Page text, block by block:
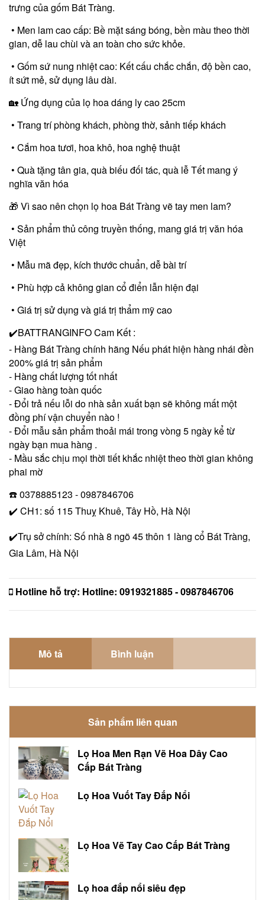
trưng của gốm Bát Tràng.
• Men lam cao cấp: Bề mặt sáng bóng, bền màu theo thời
gian, dễ lau chùi và an toàn cho sức khỏe.
• Gốm sứ nung nhiệt cao: Kết cấu chắc chắn, độ bền cao,
ít sứt mẻ, sử dụng lâu dài.
🏡 Ứng dụng của lọ hoa dáng ly cao 25cm
• Trang trí phòng khách, phòng thờ, sảnh tiếp khách
• Cắm hoa tươi, hoa khô, hoa nghệ thuật
• Quà tặng tân gia, quà biếu đối tác, quà lễ Tết mang ý
nghĩa văn hóa
🎁 Vì sao nên chọn lọ hoa Bát Tràng vẽ tay men lam?
• Sản phẩm thủ công truyền thống, mang giá trị văn hóa
Việt
• Mẫu mã đẹp, kích thước chuẩn, dễ bài trí
• Phù hợp cả không gian cổ điển lẫn hiện đại
• Giá trị sử dụng và giá trị thẩm mỹ cao
✔️BATTRANGINFO Cam Kết :
- Hàng Bát Tràng chính hãng Nếu phát hiện hàng nhái đền
200% giá trị sản phẩm
- Hàng chất lượng tốt nhất
- Giao hàng toàn quốc
- Đổi trả nếu lỗi do nhà sản xuất bạn sẽ không mất một
đồng phí vận chuyển nào !
- Đổi mẫu sản phẩm thoải mái trong vòng 5 ngày kể từ
ngày bạn mua hàng .
- Mầu sắc chịu mọi thời tiết khắc nhiệt theo thời gian không
phai mờ
☎️ 0378885123 - 0987846706
✔️ CH1: số 115 Thuỵ Khuê, Tây Hồ, Hà Nội
✔️Trụ sở chính: Số nhà 8 ngõ 45 thôn 1 làng cổ Bát Tràng,
Gia Lâm, Hà Nội
Hotline hỗ trợ: Hotline: 0919321885 - 0987846706
Mô tả Bình luận
Sản phẩm liên quan
Lọ Hoa Men Rạn Vẽ Hoa Dây Cao
Cấp Bát Tràng
Lọ Hoa Vuốt Tay Đắp Nổi
Lọ Hoa Vẽ Tay Cao Cấp Bát Tràng
Lọ hoa đắp nổi siêu đẹp